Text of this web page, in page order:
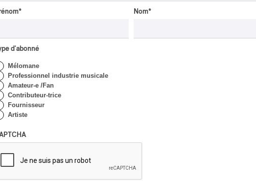
CLASSIQUE OCCIDENTAL
CLASSIQUE
symphonique de Trois-
Rachel Barton Pine
* Nom*
d'abonné
Mélomane
Professionnel industrie musicale
Amateur-e /Fan
Contributeur-trice
Fournisseur
Artiste